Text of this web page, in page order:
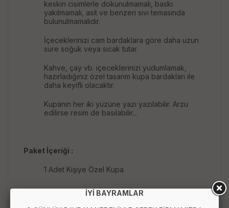
keskin cisimlerle dokunulmamalı, baskı
yakılmamalı, asit ve benzeri sıvı temasında
bulunulmamalıdır.
İçeceklerinizi cam bardaklara göre daha uzun
süre soğuk veya sıcak tutar.
Kahve, çay vb. içeceklerinizi yudumlamak,
hazırladığınız özel tasarım kupa bardakları ile
daha keyifli olacaktır.
Kupanın her iki yüzüne yazı yazılabilir. Arzu
edilirse resim de basılabilir...
Paket İçeriği :
1 Adet Kişiye Özel Kupa
İYİ BAYRAMLAR